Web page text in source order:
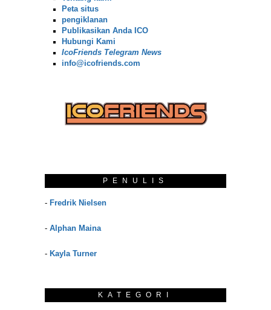
Peta situs
pengiklanan
Publikasikan Anda ICO
Hubungi Kami
IcoFriends Telegram News
info@icofriends.com
PENULIS
- Fredrik Nielsen
- Alphan Maina
- Kayla Turner
KATEGORI